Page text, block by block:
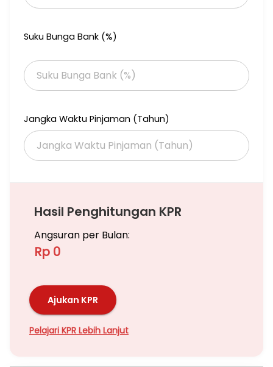
Suku Bunga Bank (%)
Jangka Waktu Pinjaman (Tahun)
Hasil Penghitungan KPR
Angsuran per Bulan:
Rp 0
Ajukan KPR
Pelajari KPR Lebih Lanjut